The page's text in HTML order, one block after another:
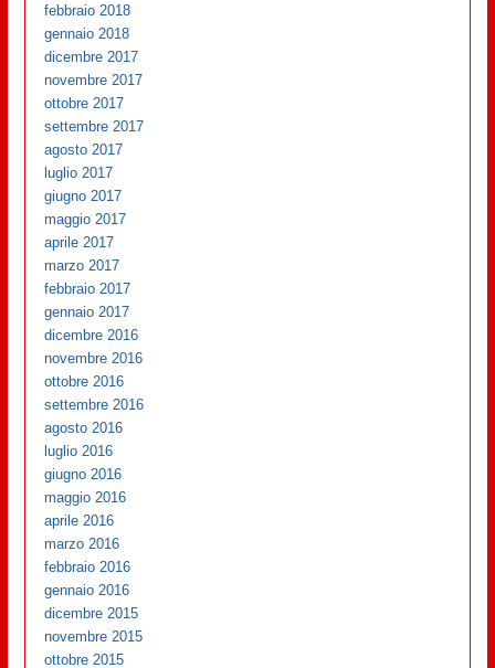
febbraio 2018
gennaio 2018
dicembre 2017
novembre 2017
ottobre 2017
settembre 2017
agosto 2017
luglio 2017
giugno 2017
maggio 2017
aprile 2017
marzo 2017
febbraio 2017
gennaio 2017
dicembre 2016
novembre 2016
ottobre 2016
settembre 2016
agosto 2016
luglio 2016
giugno 2016
maggio 2016
aprile 2016
marzo 2016
febbraio 2016
gennaio 2016
dicembre 2015
novembre 2015
ottobre 2015